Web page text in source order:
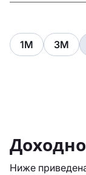
1M 3M
Ниже